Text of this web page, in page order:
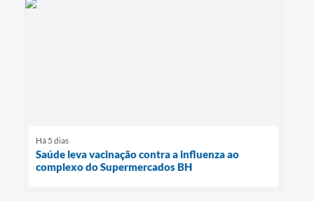
Há 5 dias
Saúde leva vacinação contra a influenza ao
complexo do Supermercados BH